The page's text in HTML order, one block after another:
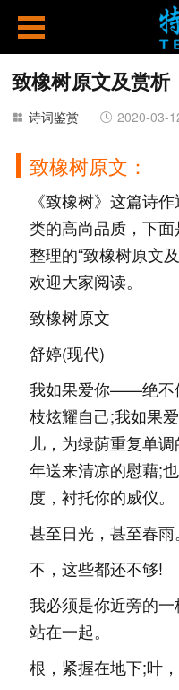
致橡树原文及赏析
诗词鉴赏 2020-03-
致橡树原文：
《致橡树》这篇诗
类的高尚品质，下
整理的“致橡树原文
欢迎大家阅读。
致橡树原文
舒婷(现代)
我如果爱你——绝不
枝炫耀自己;我如果
儿，为绿荫重复单
年送来清凉的慰藉;
度，衬托你的威仪。
甚至日光，甚至春雨。
不，这些都还不够!
我必须是你近旁的
站在一起。
根，紧握在地下;叶，